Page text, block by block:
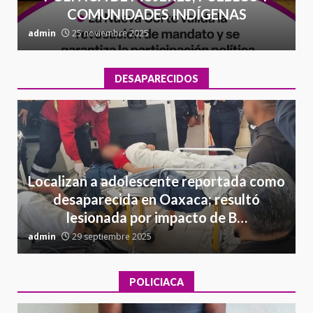
COMUNIDADES INDÍGENAS
admin 25 noviembre 2025
DESAPARECIDOS
Localizan a adolescente reportada como
desaparecida en Oaxaca; resultó
lesionada por impacto de B…
admin 29 septiembre 2025
POLICIACA